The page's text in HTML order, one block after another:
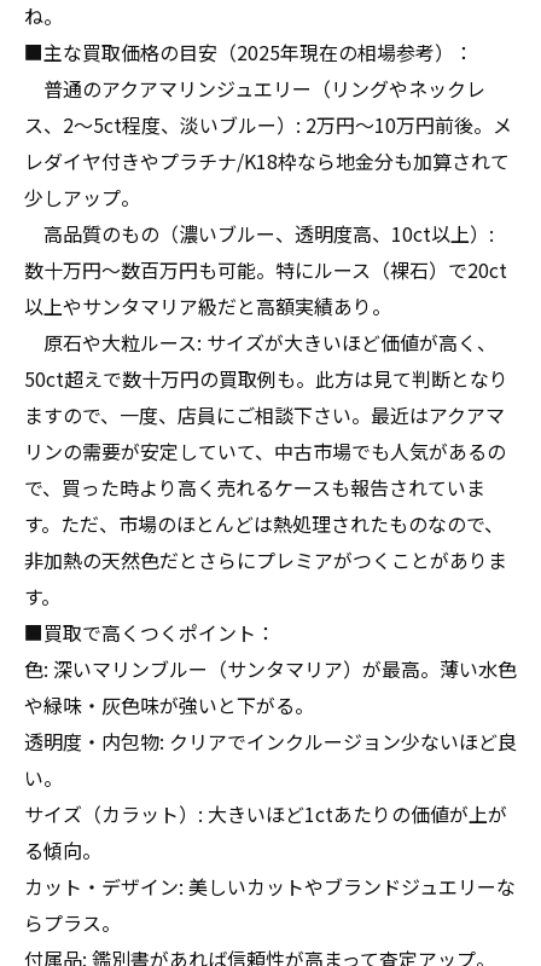
ね。
■主な買取価格の目安（2025年現在の相場参考）：
普通のアクアマリンジュエリー（リングやネックレ
ス、2〜5ct程度、淡いブルー）: 2万円〜10万円前後。メ
レダイヤ付きやプラチナ/K18枠なら地金分も加算されて
少しアップ。
高品質のもの（濃いブルー、透明度高、10ct以上）:
数十万円〜数百万円も可能。特にルース（裸石）で20ct
以上やサンタマリア級だと高額実績あり。
原石や大粒ルース: サイズが大きいほど価値が高く、
50ct超えで数十万円の買取例も。此方は見て判断となり
ますので、一度、店員にご相談下さい。最近はアクアマ
リンの需要が安定していて、中古市場でも人気があるの
で、買った時より高く売れるケースも報告されていま
す。ただ、市場のほとんどは熱処理されたものなので、
非加熱の天然色だとさらにプレミアがつくことがありま
す。
■買取で高くつくポイント：
色: 深いマリンブルー（サンタマリア）が最高。薄い水色
や緑味・灰色味が強いと下がる。
透明度・内包物: クリアでインクルージョン少ないほど良
い。
サイズ（カラット）: 大きいほど1ctあたりの価値が上が
る傾向。
カット・デザイン: 美しいカットやブランドジュエリーな
らプラス。
付属品: 鑑別書があれば信頼性が高まって査定アップ。